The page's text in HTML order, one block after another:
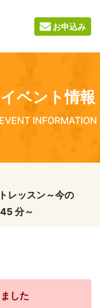
お申込み
イベント情報
EVENT INFORMATION
レッスン～今の
分～
した